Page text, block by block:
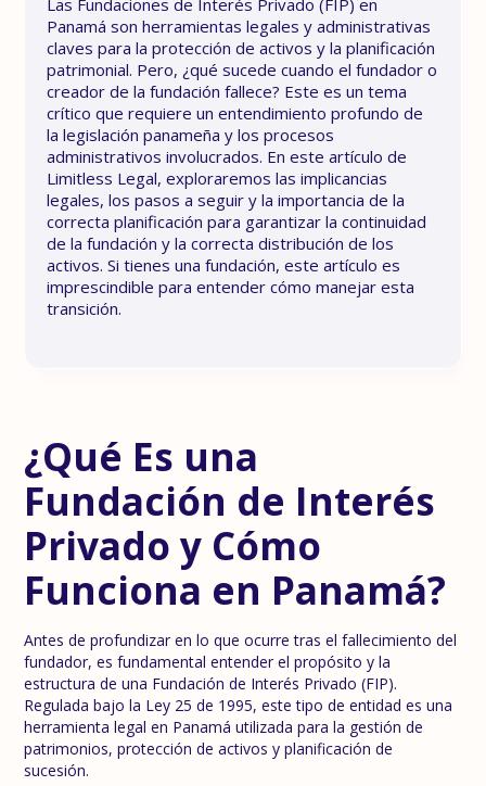
Panamá son herramientas legales y administrativas
claves para la protección de activos y la planificación
patrimonial. Pero, ¿qué sucede cuando el fundador o
creador de la fundación fallece? Este es un tema
crítico que requiere un entendimiento profundo de
la legislación panameña y los procesos
administrativos involucrados. En este artículo de
Limitless Legal, exploraremos las implicancias
legales, los pasos a seguir y la importancia de la
correcta planificación para garantizar la continuidad
de la fundación y la correcta distribución de los
activos. Si tienes una fundación, este artículo es
imprescindible para entender cómo manejar esta
transición.
¿Qué Es una
Fundación de Interés
Privado y Cómo
Funciona en Panamá?
Antes de profundizar en lo que ocurre tras el fallecimiento del
fundador, es fundamental entender el propósito y la
estructura de una Fundación de Interés Privado (FIP).
Regulada bajo la Ley 25 de 1995, este tipo de entidad es una
herramienta legal en Panamá utilizada para la gestión de
patrimonios, protección de activos y planificación de
sucesión.